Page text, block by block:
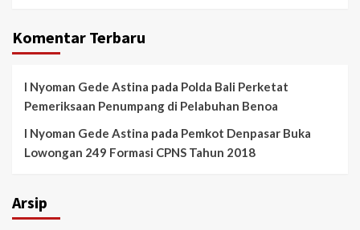
Komentar Terbaru
I Nyoman Gede Astina pada Polda Bali Perketat
Pemeriksaan Penumpang di Pelabuhan Benoa
I Nyoman Gede Astina pada Pemkot Denpasar Buka
Lowongan 249 Formasi CPNS Tahun 2018
Arsip